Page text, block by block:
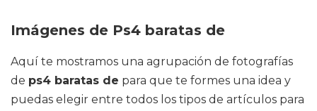
Imágenes de Ps4 baratas de
Aquí te mostramos una agrupación de fotografías
de ps4 baratas de para que te formes una idea y
puedas elegir entre todos los tipos de artículos para